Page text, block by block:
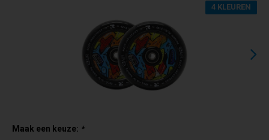
4 KLEUREN
Maak een keuze: *